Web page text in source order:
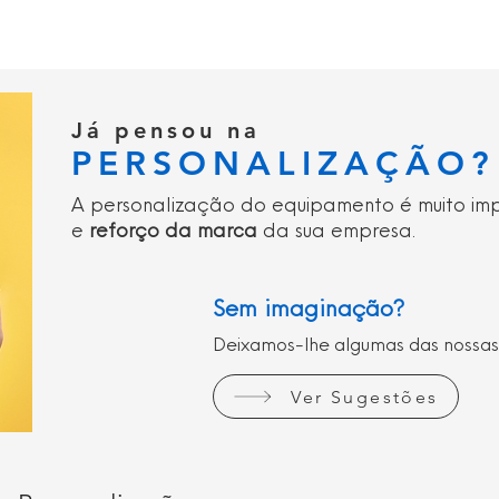
Já pensou na
PERSONALIZAÇÃO?
A personalização do equipamento é muito
e reforço da marca da sua empresa.
Sem imaginação?
Deixamos-lhe algumas das
Ver Sugestões